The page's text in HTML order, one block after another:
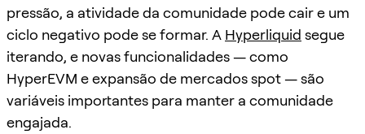
pressão, a atividade da comunidade pode cair e um
ciclo negativo pode se formar. A Hyperliquid segue
iterando, e novas funcionalidades — como
HyperEVM e expansão de mercados spot — são
variáveis importantes para manter a comunidade
engajada.